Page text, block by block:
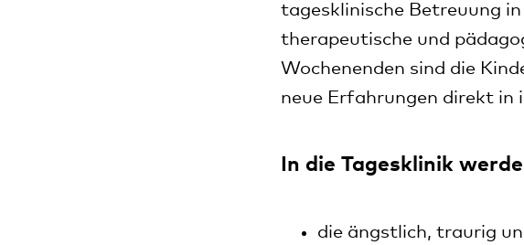
tagesklinische Betreuung
therapeutische und
Wochenenden sind die
neue Erfahrungen direkt in
In die Tagesklinik
die ängstlich, traurig